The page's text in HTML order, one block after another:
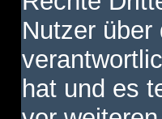
Nutzer
hat und es